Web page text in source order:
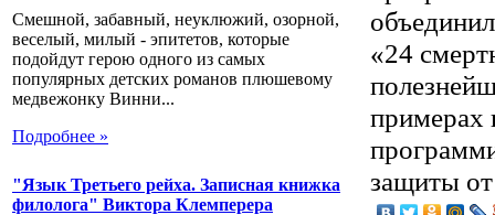
Смешной, забавный, неуклюжий, озорной,
веселый, милый - эпитетов, которые
подойдут герою одного из самых
популярных детских романов плюшевому
медвежонку Винни...
Подробнее »
"Язык Третьего рейха. Записная книжка
филолога" Виктора Клемперера
«24
примерах
защиты